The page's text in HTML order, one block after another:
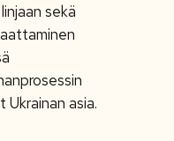
sekä
asia.